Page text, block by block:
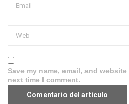
Save my name, email, and
next time I comment.